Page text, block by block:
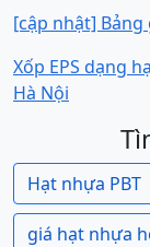
[cập nhật] Bảng
Xốp EPS dạng
Hà Nội
Hạt nhựa PBT
giá hạt nhựa